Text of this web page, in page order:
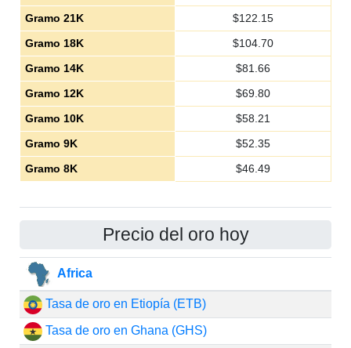
Gramo 21K
$122.15
Gramo 18K
$104.70
Gramo 14K
$81.66
Gramo 12K
$69.80
Gramo 10K
$58.21
Gramo 9K
$52.35
Gramo 8K
$46.49
Precio del oro hoy
Africa
Tasa de oro en Etiopía (ETB)
Tasa de oro en Ghana (GHS)